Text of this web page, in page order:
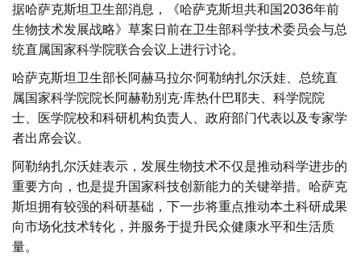
据哈萨克斯坦卫生部消息，《哈萨克斯坦共和国2036年前
生物技术发展战略》草案日前在卫生部科学技术委员会与总
统直属国家科学院联合会议上进行讨论。
哈萨克斯坦卫生部长阿赫马拉尔·阿勒纳扎尔沃娃、总统直
属国家科学院院长阿赫勒别克·库热什巴耶夫、科学院院
士、医学院校和科研机构负责人、政府部门代表以及专家学
者出席会议。
阿勒纳扎尔沃娃表示，发展生物技术不仅是推动科学进步的
重要方向，也是提升国家科技创新能力的关键举措。哈萨克
斯坦拥有较强的科研基础，下一步将重点推动本土科研成果
向市场化技术转化，并服务于提升民众健康水平和生活质
量。